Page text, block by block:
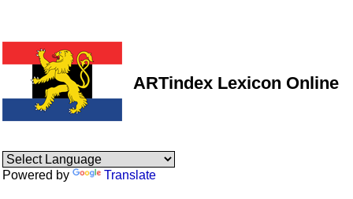
ARTindex Lexicon Online
Powered by Translate